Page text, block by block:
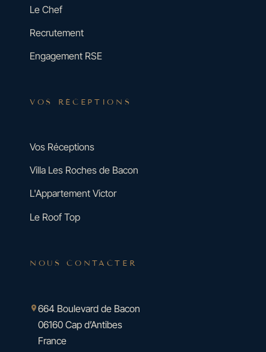
Le Chef
Recrutement
Engagement RSE
VOS RÉCEPTIONS
Vos Réceptions
Villa Les Roches de Bacon
L'Appartement Victor
Le Roof Top
NOUS CONTACTER
664 Boulevard de Bacon
06160 Cap d’Antibes
France